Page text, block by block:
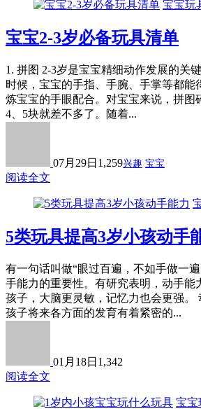
宝宝玩
宝宝2-3岁必备玩具清单
1. 拼图 2-3岁是宝宝精细动作发展的关
时候，宝宝的手指、手腕、手掌等都能
炼宝宝的手眼配合。对宝宝来说，拼图
4、5块就差不多了。随着...
07月29日 1,259兴趣 宝宝
阅读全文
5类玩具提高3岁小孩动手
有一句话叫做“眼过百遍，不如手做一
手能力的重要性。有研究表明，动手能
孩子，大脑更灵敏，记忆力也会更强。
孩子将来各方面的发育有着紧密的...
01月18日 1,342
阅读全文
宝宝